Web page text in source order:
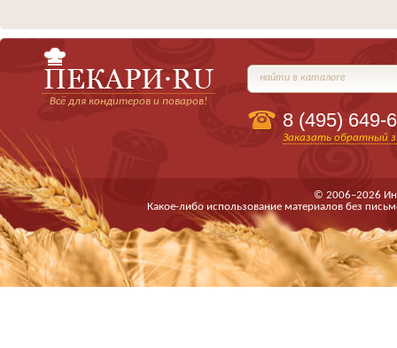
Всё для кондитеров и поваров!
найти в каталоге
8 (495) 649-
Заказать обратный
© 2006–2026
Какое-либо использование материалов без